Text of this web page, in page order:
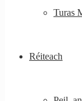
Turas
Réiteach